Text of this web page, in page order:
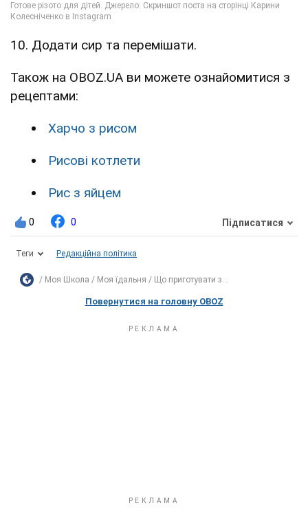
10. Додати сир та перемішати.
Також на OBOZ.UA ви можете ознайомитися з
рецептами:
Харчо з рисом
Рисові котлети
Рис з яйцем
0 0 Підписатися
Теги Редакційна політика
Моя Школа Моя їдальня Що приготувати з...
Повернутися на головну OBOZ